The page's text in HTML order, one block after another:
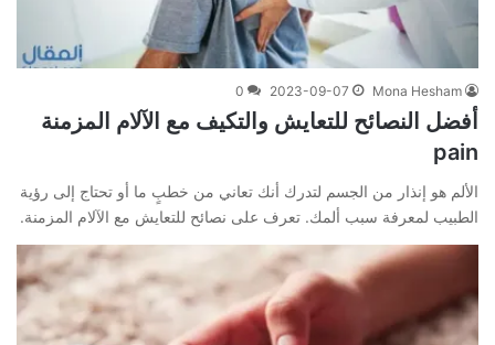
Mona Hesham
2023-09-07
0
أفضل النصائح للتعايش والتكيف مع الآلام المزمنة
pain
الألم هو إنذار من الجسم لتدرك أنك تعاني من خطبٍ ما أو تحتاج إلى رؤية
الطبيب لمعرفة سبب ألمك. تعرف على نصائح للتعايش مع الآلام المزمنة.